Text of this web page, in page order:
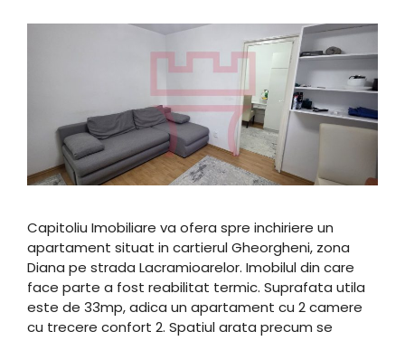
Capitoliu Imobiliare va ofera spre inchiriere un
apartament situat in cartierul Gheorgheni, zona
Diana pe strada Lacramioarelor. Imobilul din care
face parte a fost reabilitat termic. Suprafata utila
este de 33mp, adica un apartament cu 2 camere
cu trecere confort 2. Spatiul arata precum se